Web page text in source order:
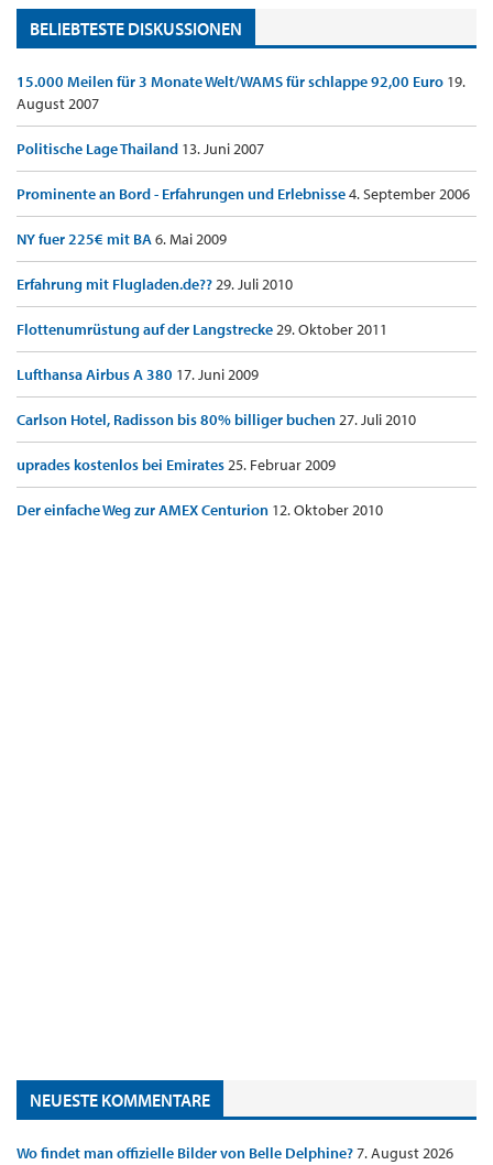
BELIEBTESTE DISKUSSIONEN
15.000 Meilen für 3 Monate Welt/WAMS für schlappe 92,00 Euro 19.
August 2007
Politische Lage Thailand 13. Juni 2007
Prominente an Bord - Erfahrungen und Erlebnisse4. September 2006
NY fuer 225€ mit BA6. Mai 2009
Erfahrung mit Flugladen.de??29. Juli 2010
Flottenumrüstung auf der Langstrecke29. Oktober 2011
Lufthansa Airbus A 380 17. Juni 2009
Carlson Hotel, Radisson bis 80% billiger buchen27. Juli 2010
uprades kostenlos bei Emirates25. Februar 2009
Der einfache Weg zur AMEX Centurion 12. Oktober 2010
NEUESTE KOMMENTARE
Wo findet man offizielle Bilder von Belle Delphine?7. August 2026